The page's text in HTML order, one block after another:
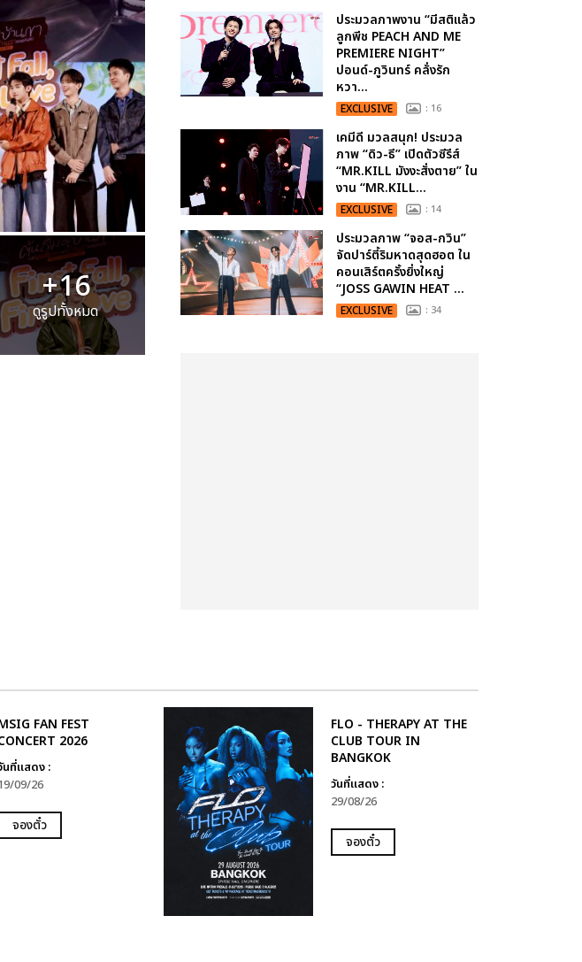
+16
ดูรูปทั้งหมด
ประมวลภาพงาน “มีสติแล้ว
ลูกพีช PEACH AND ME
PREMIERE NIGHT”
ปอนด์-ภูวินทร์ คลั่งรัก
หวา...
EXCLUSIVE : 16
เคมีดี มวลสนุก! ประมวล
ภาพ “ดิว-ธี” เปิดตัวซีรีส์
“MR.KILL มังงะสั่งตาย” ใน
งาน “MR.KILL...
EXCLUSIVE : 14
ประมวลภาพ “จอส-กวิน”
จัดปาร์ตี้ริมหาดสุดฮอต ใน
คอนเสิร์ตครั้งยิ่งใหญ่
“JOSS GAWIN HEAT ...
EXCLUSIVE : 34
FAN FEST
2026
นที่แสดง :
09/26
จองตั๋ว
FLO - THERAPY AT THE
CLUB TOUR IN
BANGKOK
วันที่แสดง :
29/08/26
จองตั๋ว